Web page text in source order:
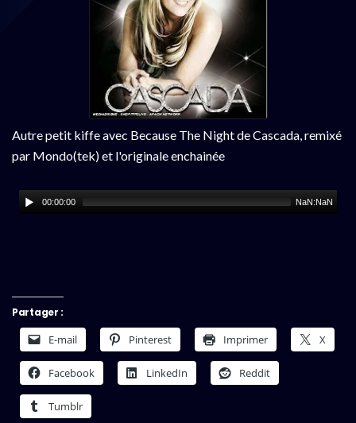
Autre petit kiffe avec Because The Night de Cascada, remixé
par Mondo(tek) et l'originale enchainée
00:00:00 NaN:NaN
Partager :
E-mail Pinterest Imprimer X
Facebook LinkedIn Reddit
Tumblr